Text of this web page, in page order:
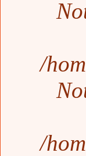
/
/